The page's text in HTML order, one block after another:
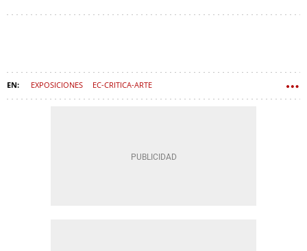
EXPOSICIONES EC-CRITICA-ARTE